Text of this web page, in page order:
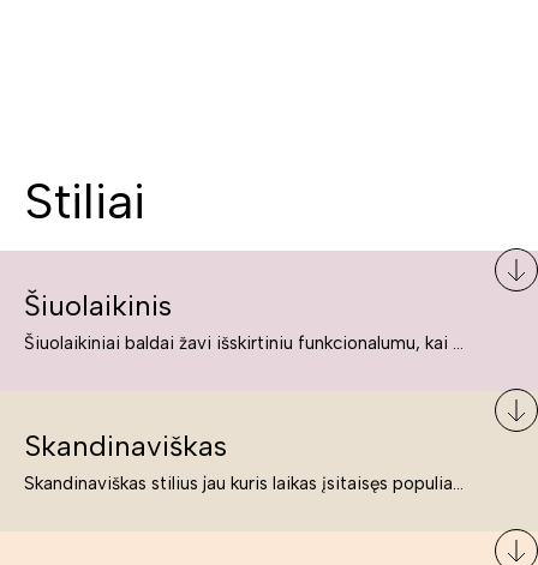
Stiliai
Šiuolaikinis
Šiuolaikiniai baldai žavi išskirtiniu funkcionalumu, kai kurie jų pelnytai net pavadinami meno kūriniais, nes jie tikrai yra išskirtiniai, originalūs ir puikiai atliepiantys į šiuolaikinių žmonių poreikius bei gyvenimo būdo ypatumus.
Skandinaviškas
Skandinaviškas stilius jau kuris laikas įsitaisęs populiariausiųjų sąraše. Namai, butai labai dažnai įrengiami remiantis būtent šio stiliaus ypatumais. Dėl švelnių spalvų, praktiškumo ir estetikos jis masina tuos, kurie neabejingi šviesiem ar neutralių spalvų koloritui, paprastumui, funkcionalumui, natūralumui ir stilingai estetikai. Platų skandinaviškų baldų spektrą rasite „Deinavos baldų“ asortimente.